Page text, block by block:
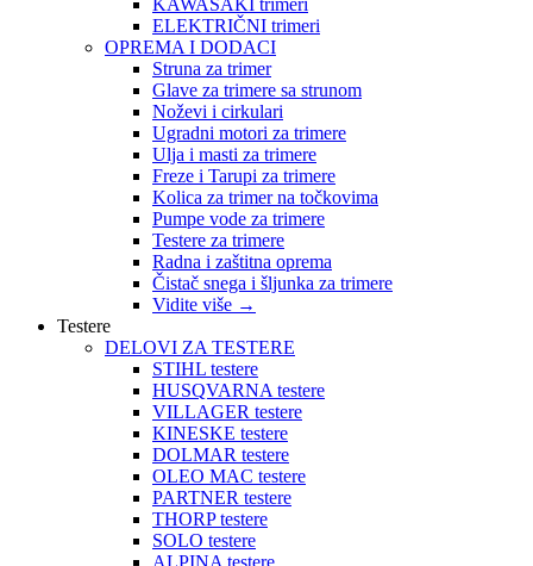
KAWASAKI trimeri
ELEKTRIČNI trimeri
OPREMA I DODACI
Struna za trimer
Glave za trimere sa strunom
Noževi i cirkulari
Ugradni motori za trimere
Ulja i masti za trimere
Freze i Tarupi za trimere
Kolica za trimer na točkovima
Pumpe vode za trimere
Testere za trimere
Radna i zaštitna oprema
Čistač snega i šljunka za trimere
Vidite više →
Testere
DELOVI ZA TESTERE
STIHL testere
HUSQVARNA testere
VILLAGER testere
KINESKE testere
DOLMAR testere
OLEO MAC testere
PARTNER testere
THORP testere
SOLO testere
ALPINA testere